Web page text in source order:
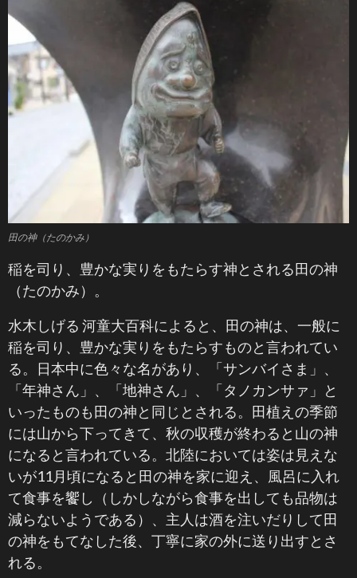
田の神（たのかみ）
稲を司り、豊かな実りをもたらす神とされる田の神
（たのかみ）。
水木しげる 河童大百科によると、田の神は、一般に
稲を司り、豊かな実りをもたらすものと言われてい
る。日本中に色々な名があり、「サンバイさま」、
「年神さん」、「地神さん」、「タノカンサァ」と
いったものも田の神と同じとされる。田植えの季節
には山から下ってきて、秋の収穫が終わると山の神
になると言われている。北陸においては姿は見えな
いが11月頃になると田の神を家に迎え、風呂に入れ
て食事を饗し（しかしながら食事を出しても品物は
減らないようである）、主人は酒を注いだりして田
の神をもてなした後、丁寧に家の外に送り出すとさ
れる。